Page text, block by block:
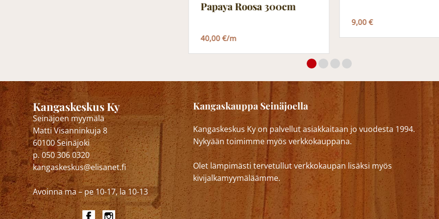
Papaya Roosa 300cm
40,00 €/m
9,00 €
Kangaskeskus Ky
Seinäjoen myymälä
Matti Visanninkuja 8
60100 Seinäjoki
p. 050 306 0320
kangaskeskus@elisanet.fi
Avoinna ma – pe 10-17, la 10-13
Kangaskauppa Seinäjoella
Kangaskeskus Ky on palvellut asiakkaitaan jo vuodesta 1994.
Nykyään toimimme myös verkkokauppana.
Olet lämpimästi tervetullut verkkokaupan lisäksi myös
kivijalkamyymäläämme.